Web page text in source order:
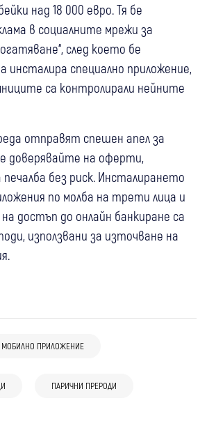
над 18 000 евро. Тя бе
в социалните мрежи за
след което бе
инсталира специално приложение,
са контролирали нейните
отправят спешен апел за
доверявайте на оферти,
без риск. Инсталирането
по молба на трети лица и
достъп до онлайн банкиране са
използвани за източване на
МОБИЛНО ПРИЛОЖЕНИЕ
ПАРИЧНИ ПРЕРОДИ
през юли в Кюстендилско,